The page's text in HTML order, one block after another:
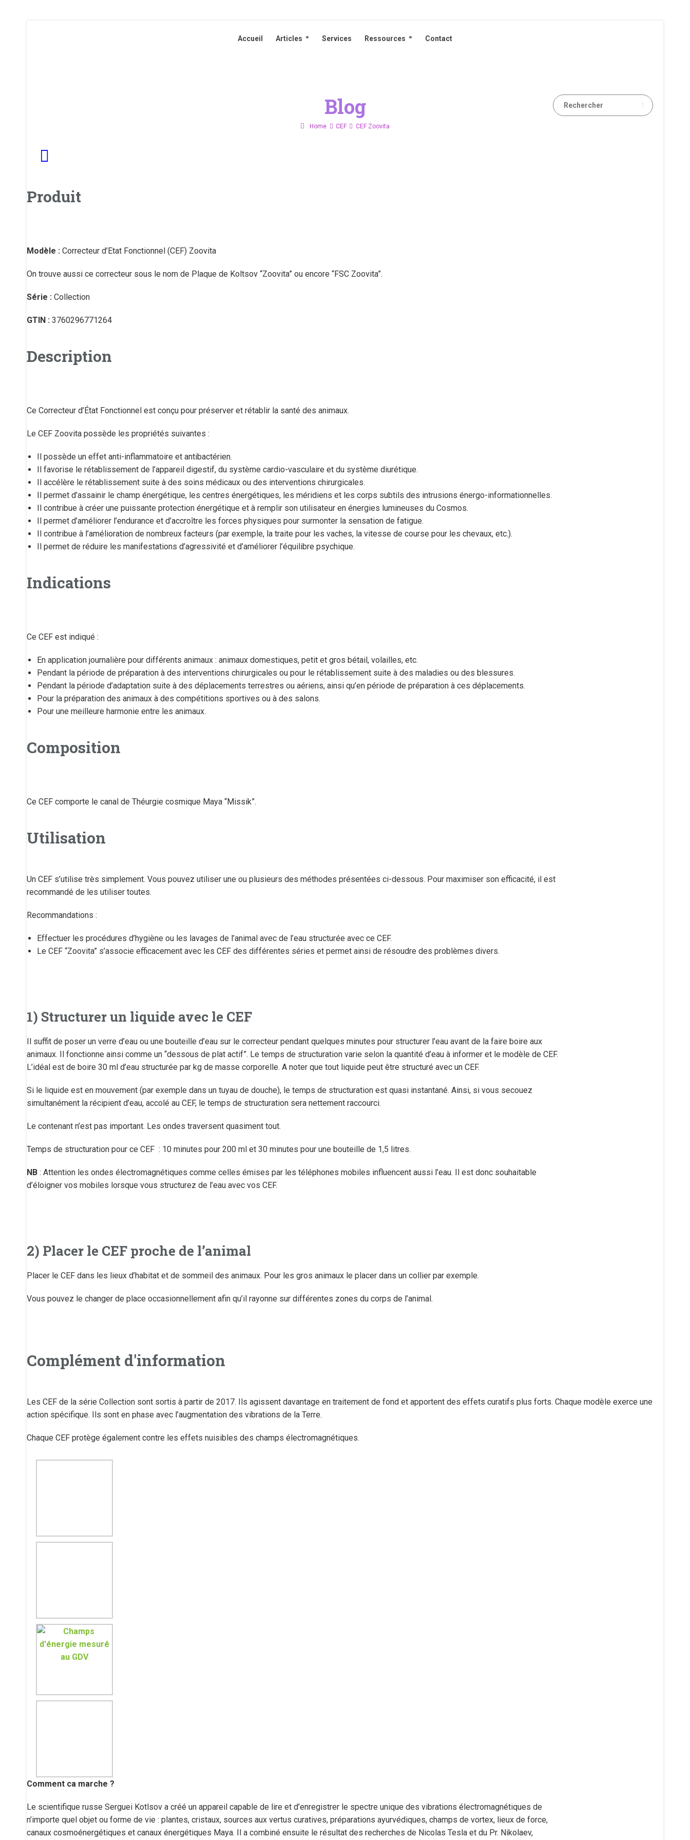
Accueil Articles Services Ressources Contact
Blog
Home CEF CEF Zoovita
Produit
Modèle : Correcteur d’Etat Fonctionnel (CEF) Zoovita
On trouve aussi ce correcteur sous le nom de Plaque de Koltsov “Zoovita” ou encore “FSC Zoovita”.
Série : Collection
GTIN : 3760296771264
Description
Ce Correcteur d’État Fonctionnel est conçu pour préserver et rétablir la santé des animaux.
Le CEF Zoovita possède les propriétés suivantes :
Il possède un effet anti-inflammatoire et antibactérien.
Il favorise le rétablissement de l’appareil digestif, du système cardio-vasculaire et du système diurétique.
Il accélère le rétablissement suite à des soins médicaux ou des interventions chirurgicales.
Il permet d’assainir le champ énergétique, les centres énergétiques, les méridiens et les corps subtils des intrusions énergo-informationnelles.
Il contribue à créer une puissante protection énergétique et à remplir son utilisateur en énergies lumineuses du Cosmos.
Il permet d’améliorer l’endurance et d’accroître les forces physiques pour surmonter la sensation de fatigue.
Il contribue à l’amélioration de nombreux facteurs (par exemple, la traite pour les vaches, la vitesse de course pour les chevaux, etc.).
Il permet de réduire les manifestations d’agressivité et d’améliorer l’équilibre psychique.
Indications
Ce CEF est indiqué :
En application journalière pour différents animaux : animaux domestiques, petit et gros bétail, volailles, etc.
Pendant la période de préparation à des interventions chirurgicales ou pour le rétablissement suite à des maladies ou des blessures.
Pendant la période d’adaptation suite à des déplacements terrestres ou aériens, ainsi qu’en période de préparation à ces déplacements.
Pour la préparation des animaux à des compétitions sportives ou à des salons.
Pour une meilleure harmonie entre les animaux.
Composition
Ce CEF comporte le canal de Théurgie cosmique Maya “Missik”.
Utilisation
Un CEF s’utilise très simplement. Vous pouvez utiliser une ou plusieurs des méthodes présentées ci-dessous. Pour maximiser son efficacité, il est
recommandé de les utiliser toutes.
Recommandations :
Effectuer les procédures d’hygiène ou les lavages de l’animal avec de l’eau structurée avec ce CEF.
Le CEF “Zoovita” s’associe efficacement avec les CEF des différentes séries et permet ainsi de résoudre des problèmes divers.
1) Structurer un liquide avec le CEF
Il suffit de poser un verre d’eau ou une bouteille d’eau sur le correcteur pendant quelques minutes pour structurer l’eau avant de la faire boire aux
animaux. Il fonctionne ainsi comme un “dessous de plat actif”. Le temps de structuration varie selon la quantité d’eau à informer et le modèle de CEF.
L’idéal est de boire 30 ml d’eau structurée par kg de masse corporelle. A noter que tout liquide peut être structuré avec un CEF.
Si le liquide est en mouvement (par exemple dans un tuyau de douche), le temps de structuration est quasi instantané. Ainsi, si vous secouez
simultanément la récipient d’eau, accolé au CEF, le temps de structuration sera nettement raccourci.
Le contenant n’est pas important. Les ondes traversent quasiment tout.
Temps de structuration pour ce CEF : 10 minutes pour 200 ml et 30 minutes pour une bouteille de 1,5 litres.
NB : Attention les ondes électromagnétiques comme celles émises par les téléphones mobiles influencent aussi l’eau. Il est donc souhaitable
d’éloigner vos mobiles lorsque vous structurez de l’eau avec vos CEF.
2) Placer le CEF proche de l’animal
Placer le CEF dans les lieux d’habitat et de sommeil des animaux. Pour les gros animaux le placer dans un collier par exemple.​
Vous pouvez le changer de place occasionnellement afin qu’il rayonne sur différentes zones du corps de l’animal.
Complément d'information
Les CEF de la série Collection sont sortis à partir de 2017. Ils agissent davantage en traitement de fond et apportent des effets curatifs plus forts. Chaque modèle exerce une
action spécifique. Ils sont en phase avec l’augmentation des vibrations de la Terre.
Chaque CEF protège également contre les effets nuisibles des champs électromagnétiques.
Comment ca marche ?
Le scientifique russe Serguei Kotlsov a créé un appareil capable de lire et d’enregistrer le spectre unique des vibrations électromagnétiques de
n’importe quel objet ou forme de vie : plantes, cristaux, sources aux vertus curatives, préparations ayurvédiques, champs de vortex, lieux de force,
canaux cosmoénergétiques et canaux énergétiques Maya. Il a combiné ensuite le résultat des recherches de Nicolas Tesla et du Pr. Nikolaev,